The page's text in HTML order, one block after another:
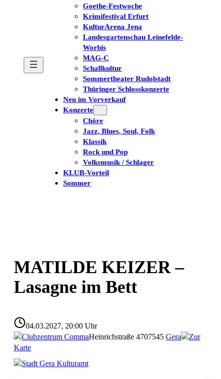
Goethe-Festwoche
Krimifestival Erfurt
KulturArena Jena
Landesgartenschau Leinefelde-
Worbis
MAG-C
Schallkultur
Sommertheater Rudolstadt
Thüringer Schlosskonzerte
Neu im Vorverkauf
Konzerte
Chöre
Jazz, Blues, Soul, Folk
Klassik
Rock und Pop
Volksmusik / Schlager
KLUB-Vorteil
Sommer
MATILDE KEIZER –
Lasagne im Bett
04.03.2027, 20:00 Uhr
Clubzentrum CommaHeinrichstraße 4707545 Gera
Zur
Karte
Stadt Gera Kulturamt